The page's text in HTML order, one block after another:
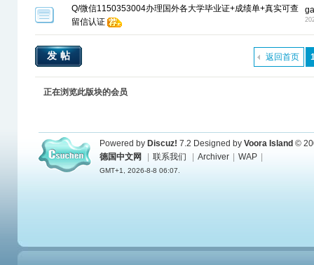
Q/微信1150353004办理国外各大学毕业证+成绩单+真实可查
留信认证
返回首页
发帖
正在浏览此版块的会员
Powered by Discuz! 7.2 Designed by Voora Island ©
德国中文网
联系我们 Archiver WAP
GMT+1, 2026-8-8 06:07.